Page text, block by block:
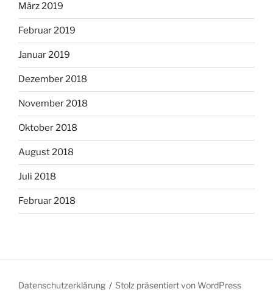
März 2019
Februar 2019
Januar 2019
Dezember 2018
November 2018
Oktober 2018
August 2018
Juli 2018
Februar 2018
Datenschutzerklärung Stolz präsentiert von WordPress